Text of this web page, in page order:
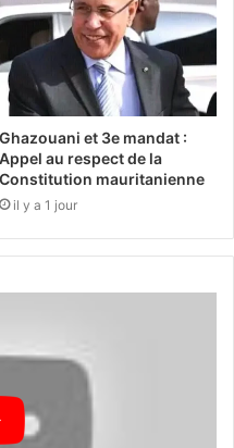
Ghazouani et 3e mandat :
Appel au respect de la
Constitution mauritanienne
il y a 1 jour